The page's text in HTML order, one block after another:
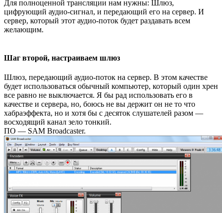
Для полноценной трансляции нам нужны: Шлюз,
цифрующий аудио-сигнал, и передающий его на сервер. И
сервер, который этот аудио-поток будет раздавать всем
желающим.
Шаг второй, настраиваем шлюз
Шлюз, передающий аудио-поток на сервер. В этом качестве
будет использоваться обычный компьютер, который один хрен
все равно не выключается. Я бы рад использовать его в
качестве и сервера, но, боюсь не вы держит он не то что
хабраэффекта, но и хотя бы с десяток слушателей разом —
восходящий канал зело тонкий.
ПО — SAM Broadcaster.